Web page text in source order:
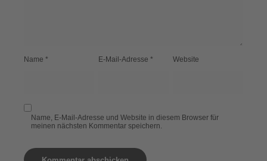
Name * E-Mail-Adresse* Website
Name, E-Mail-Adresse und Website in diesem Browser für
meinen nächsten Kommentar speichern.